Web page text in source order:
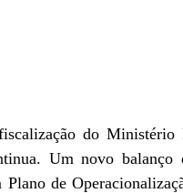
do Ministério
Um novo
de